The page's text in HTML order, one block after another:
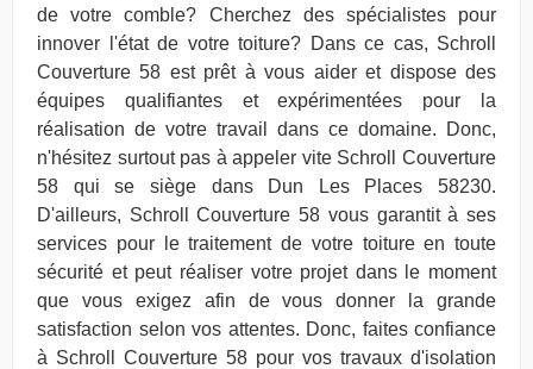
de votre comble? Cherchez des spécialistes pour
innover l'état de votre toiture? Dans ce cas, Schroll
Couverture 58 est prêt à vous aider et dispose des
équipes qualifiantes et expérimentées pour la
réalisation de votre travail dans ce domaine. Donc,
n'hésitez surtout pas à appeler vite Schroll Couverture
58 qui se siège dans Dun Les Places 58230.
D'ailleurs, Schroll Couverture 58 vous garantit à ses
services pour le traitement de votre toiture en toute
sécurité et peut réaliser votre projet dans le moment
que vous exigez afin de vous donner la grande
satisfaction selon vos attentes. Donc, faites confiance
à Schroll Couverture 58 pour vos travaux d'isolation